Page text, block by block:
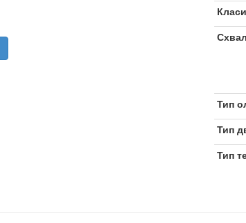
Тип
Тип
Тип